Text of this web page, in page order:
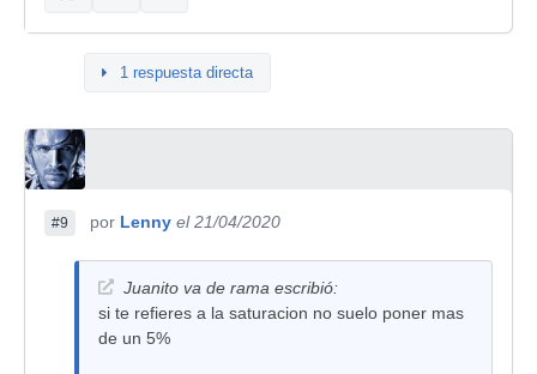
1 respuesta directa
#9 por Lenny el 21/04/2020
Juanito va de rama escribió:
si te refieres a la saturacion no suelo poner mas
de un 5%